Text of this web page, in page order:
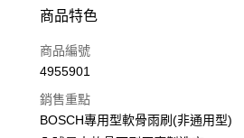
付款方式
信用卡一次付款
Apple Pay
商品特色
商品編號
4955901
銷售重點
BOSCH專用型軟骨雨刷(非通用型)